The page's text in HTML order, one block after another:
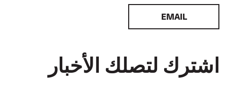
EMAIL
اشترك لتصلك الأخبار